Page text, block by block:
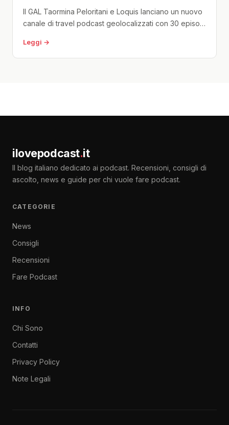
Il GAL Taormina Peloritani e Loquis lanciano un nuovo
canale di travel podcast geolocalizzati con 30 episodi
ionica e borghi dei Peloritani. Presentato al Palazzo
dei Congressi di Taormina il 10 aprile 2026.
Leggi →
ilovepodcast.it
Il blog italiano dedicato ai podcast. Recensioni, consigli di
ascolto, news e guide per chi vuole fare podcast.
CATEGORIE
News
Consigli
Recensioni
Fare Podcast
INFO
Chi Sono
Contatti
Privacy Policy
Note Legali